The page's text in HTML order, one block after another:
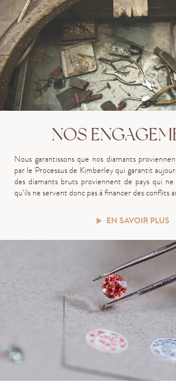
NOS
Nous garantissons que nos diamants
par le Processus de Kimberley qui garantit
des diamants bruts proviennent de pays qui
qu’ils ne servent donc pas à financer des conflits
EN SAVOIR PLUS